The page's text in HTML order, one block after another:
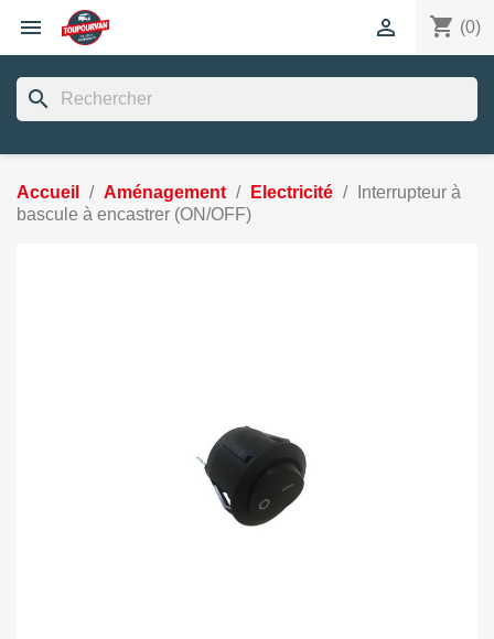
 shopping_cart (0)

search
Accueil Aménagement Electricité
Interrupteur à
bascule à encastrer (ON/OFF)